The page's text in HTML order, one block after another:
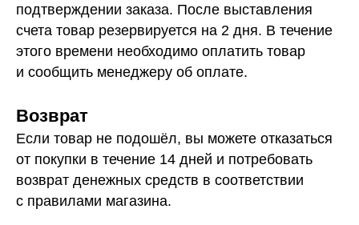
подтверждении заказа. После выставления
счета товар резервируется на 2 дня. В течение
этого времени необходимо оплатить товар
и сообщить менеджеру об оплате.
Возврат
Если товар не подошёл, вы можете отказаться
от покупки в течение 14 дней и потребовать
возврат денежных средств в соответствии
с правилами магазина.